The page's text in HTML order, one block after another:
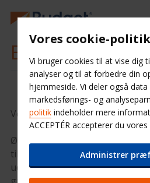
Billeje Guam
Velkommen til Budget
Øen Guam ligger i det Vestlige
til en skøn badeferie i smukke
udlejningsbil fra Budget, kan
Vores cookie-politik
Vi bruger cookies til at vise dig
analyser og til at forbedre din
hjemmeside. Vi deler også
markedsførings- og
politik indeholder mere
ACCEPTÉR accepterer du
Administrer